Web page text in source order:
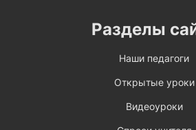
Разделы
Наши педагоги
Открытые уроки
Видеоуроки